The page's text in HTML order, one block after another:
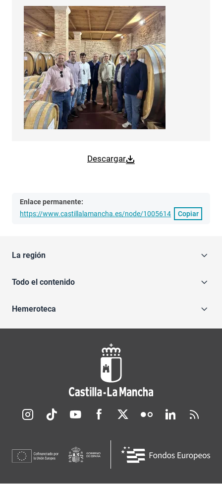
Descargar
Enlace permanente:
https://www.castillalamancha.es/node/1005614
Copiar
La región
Todo el contenido
Hemeroteca
Redes sociales JCCM